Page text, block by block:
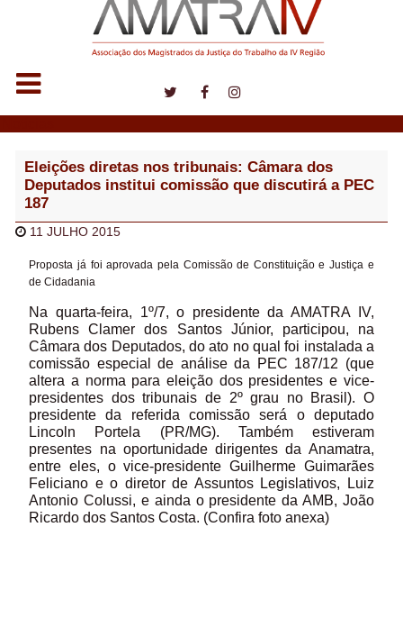
Eleições diretas nos tribunais: Câmara dos
Deputados institui comissão que discutirá a PEC
187
11 JULHO 2015
Proposta já foi aprovada pela Comissão de Constituição e Justiça e
de Cidadania
Na quarta-feira, 1º/7, o presidente da AMATRA IV,
Rubens Clamer dos Santos Júnior, participou, na
Câmara dos Deputados, do ato no qual foi instalada a
comissão especial de análise da PEC 187/12 (que
altera a norma para eleição dos presidentes e vice-
presidentes dos tribunais de 2º grau no Brasil). O
presidente da referida comissão será o deputado
Lincoln Portela (PR/MG). Também estiveram
presentes na oportunidade dirigentes da Anamatra,
entre eles, o vice-presidente Guilherme Guimarães
Feliciano e o diretor de Assuntos Legislativos, Luiz
Antonio Colussi, e ainda o presidente da AMB, João
Ricardo dos Santos Costa. (Confira foto anexa)